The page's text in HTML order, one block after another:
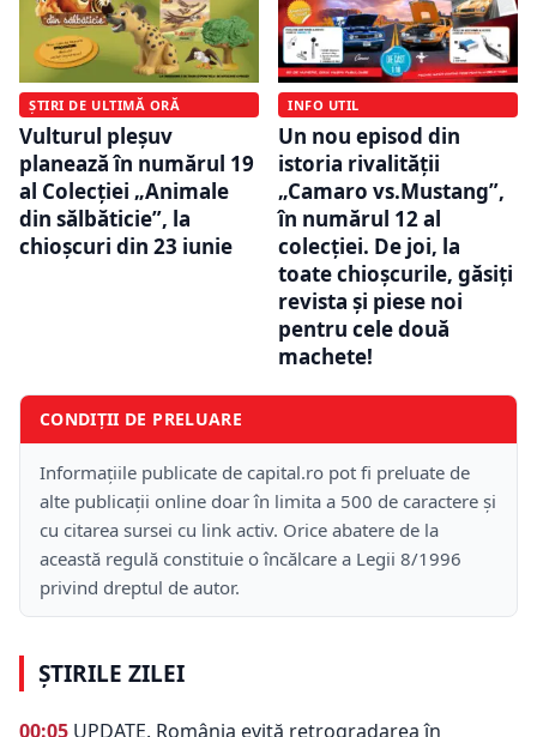
ȘTIRI DE ULTIMĂ ORĂ
Vulturul pleșuv
planează în numărul 19
al Colecției „Animale
din sălbăticie”, la
chioșcuri din 23 iunie
INFO UTIL
Un nou episod din
istoria rivalității
„Camaro vs.Mustang”,
în numărul 12 al
colecției. De joi, la
toate chioșcurile, găsiți
revista și piese noi
pentru cele două
machete!
CONDIȚII DE PRELUARE
Informațiile publicate de capital.ro pot fi preluate de
alte publicații online doar în limita a 500 de caractere și
cu citarea sursei cu link activ. Orice abatere de la
această regulă constituie o încălcare a Legii 8/1996
privind dreptul de autor.
ȘTIRILE ZILEI
00:05 UPDATE. România evită retrogradarea în